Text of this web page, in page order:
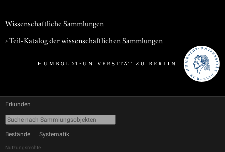
Wissenschaftliche Sammlungen
› Teil-Katalog der wissenschaftlichen Sammlungen
Erkunden
Bestände Systematik
Nutzungsrechte